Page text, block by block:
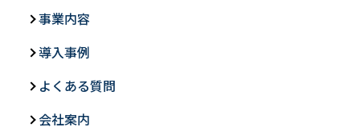
事業内容
導入事例
よくある質問
会社案内